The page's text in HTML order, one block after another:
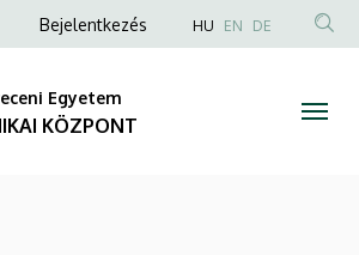
Anonim
fiók
menüje
Bejelentkezés HU EN DE
Egyetem
KÖZPONT